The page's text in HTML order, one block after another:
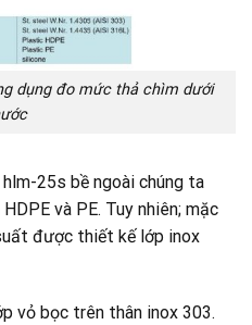
dụng đo mức thả chìm dưới
25s bề ngoài chúng ta
và PE. Tuy nhiên; mặc
được thiết kế lớp inox
vỏ bọc trên thân inox 303.